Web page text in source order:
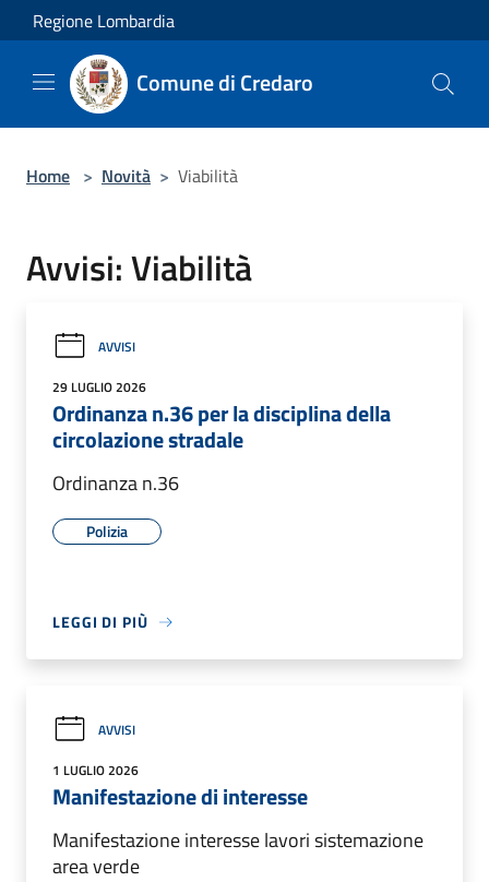
Salta al contenuto principale
Regione Lombardia
Comune di Credaro
Home > Novità > Viabilità
Avvisi: Viabilità
AVVISI
29 LUGLIO 2026
Ordinanza n.36 per la disciplina della
circolazione stradale
Ordinanza n.36
Polizia
LEGGI DI PIÙ
AVVISI
1 LUGLIO 2026
Manifestazione di interesse
Manifestazione interesse lavori sistemazione
area verde